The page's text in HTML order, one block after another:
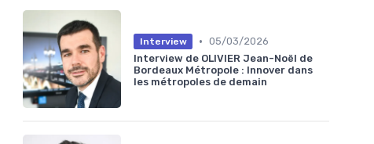
Interview • 05/03/2026
Interview de OLIVIER Jean-Noël de
Bordeaux Métropole : Innover dans
les métropoles de demain